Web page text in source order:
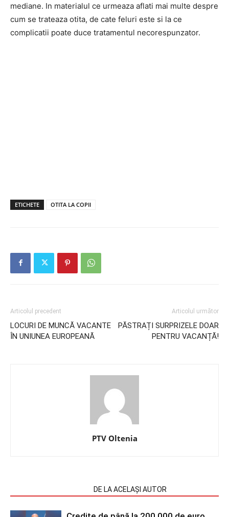
mediane. In materialul ce urmeaza aflati mai multe despre
cum se trateaza otita, de cate feluri este si la ce
complicatii poate duce tratamentul necorespunzator.
ETICHETE OTITA LA COPII
Articolul precedent
LOCURI DE MUNCĂ VACANTE
ÎN UNIUNEA EUROPEANĂ
Articolul următor
PĂSTRAȚI SURPRIZELE DOAR
PENTRU VACANȚĂ!
PTV Oltenia
DE LA ACELAȘI AUTOR